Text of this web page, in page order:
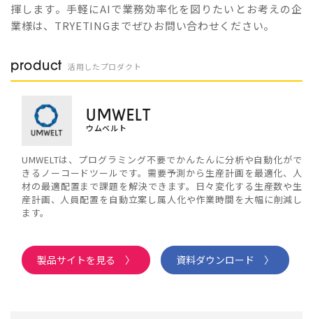
揮します。手軽にAIで業務効率化を図りたいとお考えの企
業様は、TRYETINGまでぜひお問い合わせください。
product 活用したプロダクト
UMWELT
ウムベルト
UMWELTは、プログラミング不要でかんたんに分析や自動化がで
きるノーコードツールです。需要予測から生産計画を最適化、人
材の最適配置まで課題を解決できます。日々変化する生産数や生
産計画、人員配置を自動立案し属人化や作業時間を大幅に削減し
ます。
製品サイトを見る 〉 資料ダウンロード 〉